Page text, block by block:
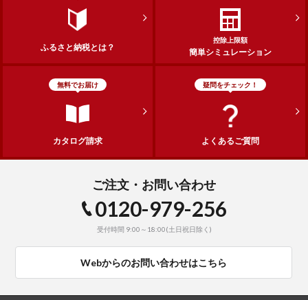
ふるさと納税とは？
控除上限額
簡単シミュレーション
無料でお届け
カタログ請求
疑問をチェック！
よくあるご質問
ご注文・お問い合わせ
0120-979-256
受付時間 9:00～18:00(土日祝日除く)
Webからのお問い合わせはこちら